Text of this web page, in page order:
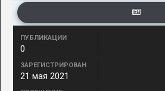
ПУБЛИКАЦИИ
0
ЗАРЕГИСТРИРОВАН
21 мая 2021